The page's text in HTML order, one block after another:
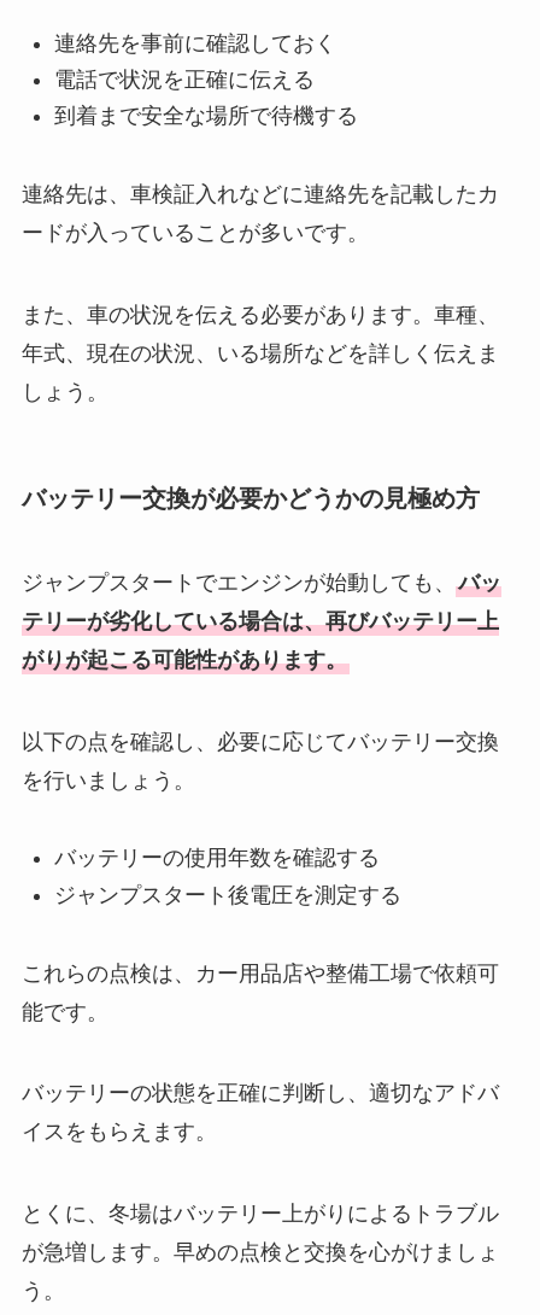
連絡先を事前に確認しておく
電話で状況を正確に伝える
到着まで安全な場所で待機する
連絡先は、車検証入れなどに連絡先を記載したカ
ードが入っていることが多いです。
また、車の状況を伝える必要があります。車種、
年式、現在の状況、いる場所などを詳しく伝えま
しょう。
バッテリー交換が必要かどうかの見極め方
ジャンプスタートでエンジンが始動しても、 バッ
テリーが劣化している場合は、再びバッテリー上
がりが起こる可能性があります。
以下の点を確認し、必要に応じてバッテリー交換
を行いましょう。
バッテリーの使用年数を確認する
ジャンプスタート後電圧を測定する
これらの点検は、カー用品店や整備工場で依頼可
能です。
バッテリーの状態を正確に判断し、適切なアドバ
イスをもらえます。
とくに、冬場はバッテリー上がりによるトラブル
が急増します。早めの点検と交換を心がけましょ
う。